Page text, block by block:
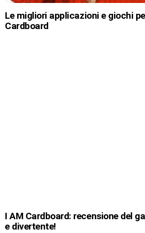
Le migliori applicazioni e giochi
Cardboard
I AM Cardboard: recensione del
e divertente!